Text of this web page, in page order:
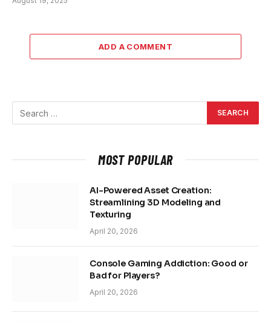
ADD A COMMENT
MOST POPULAR
AI-Powered Asset Creation:
Streamlining 3D Modeling and
Texturing
April 20, 2026
Console Gaming Addiction: Good or
Bad for Players?
April 20, 2026